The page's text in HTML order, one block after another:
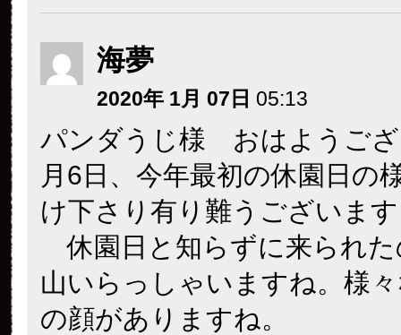
海夢
2020年 1月 07日 05:13
パンダうじ様 おはようご
月6日、今年最初の休園日の
け下さり有り難うございま
休園日と知らずに来られた
山いらっしゃいますね。様
の顔がありますね。